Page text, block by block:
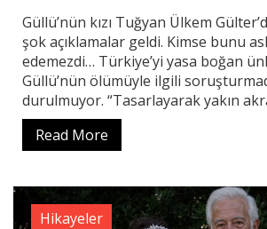
Güllü’nün kızı Tuğyan Ülkem
şok açıklamalar geldi. Kimse bunu
edemezdi… Türkiye’yi yasa boğan
Güllü’nün ölümüyle ilgili
durulmuyor. “Tasarlayarak yakın
Read More
Hikayeler